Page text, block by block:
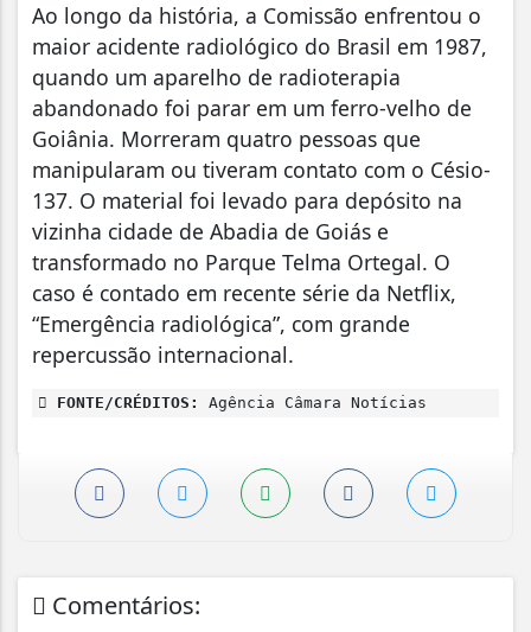
Ao longo da história, a Comissão enfrentou o
maior acidente radiológico do Brasil em 1987,
quando um aparelho de radioterapia
abandonado foi parar em um ferro-velho de
Goiânia. Morreram quatro pessoas que
manipularam ou tiveram contato com o Césio-
137. O material foi levado para depósito na
vizinha cidade de Abadia de Goiás e
transformado no Parque Telma Ortegal. O
caso é contado em recente série da Netflix,
“Emergência radiológica”, com grande
repercussão internacional.
FONTE/CRÉDITOS: Agência Câmara Notícias
Comentários: